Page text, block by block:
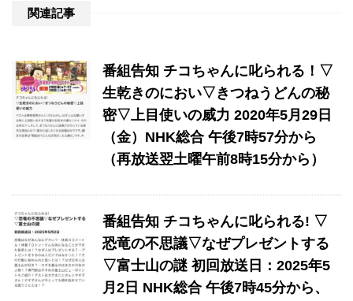
関連記事
番組告知 チコちゃんに叱られる！▽
生乾きのにおい▽きつねうどんの秘
密▽上目使いの威力 2020年5月29日
（金）NHK総合 午後7時57分から
（再放送翌土曜午前8時15分から）
番組告知 チコちゃんに叱られる! ▽
恐竜の不思議▽なぜプレゼントする
▽富士山の謎 初回放送日：2025年5
月2日 NHK総合 午後7時45分から、